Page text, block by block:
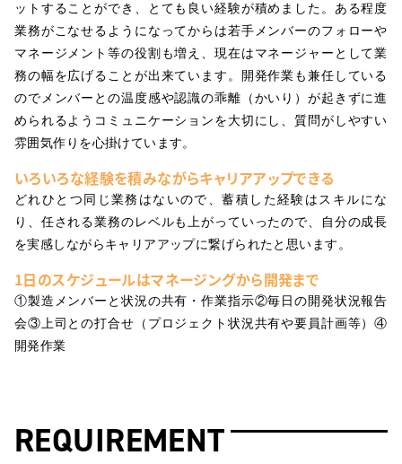
ットすることができ、とても良い経験が積めました。ある程度
業務がこなせるようになってからは若手メンバーのフォローや
マネージメント等の役割も増え、現在はマネージャーとして業
務の幅を広げることが出来ています。開発作業も兼任している
のでメンバーとの温度感や認識の乖離（かいり）が起きずに進
められるようコミュニケーションを大切にし、質問がしやすい
雰囲気作りを心掛けています。
いろいろな経験を積みながらキャリアアップできる
どれひとつ同じ業務はないので、蓄積した経験はスキルにな
り、任される業務のレベルも上がっていったので、自分の成長
を実感しながらキャリアアップに繋げられたと思います。
1日のスケジュールはマネージングから開発まで
①製造メンバーと状況の共有・作業指示②毎日の開発状況報告
会③上司との打合せ（プロジェクト状況共有や要員計画等）④
開発作業
REQUIREMENT